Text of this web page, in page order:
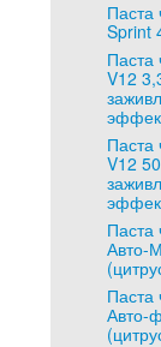
Паста
Sprint
Паста
V12
Паста
V12
Паста
Авто-
Паста
Авто-